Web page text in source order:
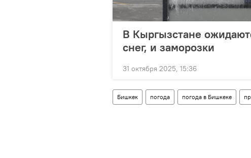
В Кыргызстане
снег, и заморозки
31 октября 2025, 15:36
Бишкек погода погода в Бишкеке